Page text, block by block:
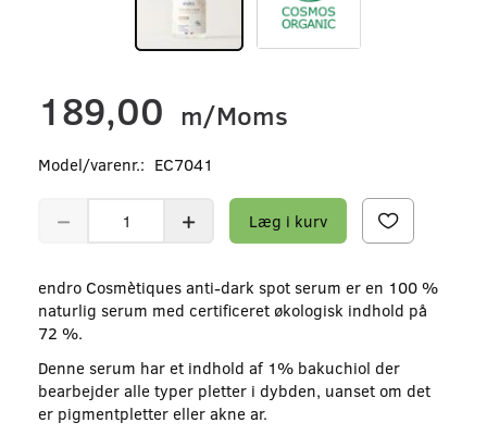
189,00 m/Moms
Model/varenr.: EC7041
Læg i kurv
endro Cosmètiques anti-dark spot serum er en 100 %
naturlig serum med certificeret økologisk indhold på
72 %.
Denne serum har et indhold af 1% bakuchiol der
bearbejder alle typer pletter i dybden, uanset om det
er pigmentpletter eller akne ar.